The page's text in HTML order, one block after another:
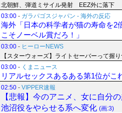
北朝鮮、弾道ミサイル発射 EEZ外に落下
03:00 - ガラパゴスジャパン - 海外の反応
海外「日本の科学者が猫の寿命を2
こそノーベル賞だろ！」
03:00 - ヒーローNEWS
【スターウォーズ】ライトセーバーって握
03:00 - くまニュース
リアルセックスあるある第1位がこ
02:50 - VIPPER速報
【悲報】今のアニメ、女に自分
池沼役をやらせる系へ変化 (画:3)